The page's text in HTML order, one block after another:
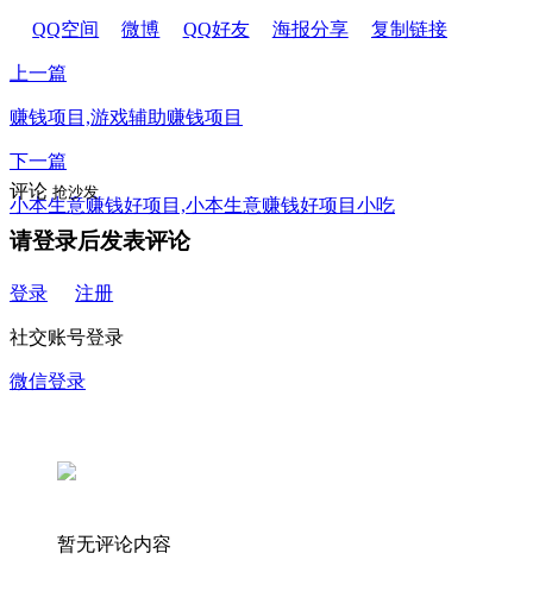
QQ空间 微博 QQ好友 海报分享 复制链接
上一篇
赚钱项目,游戏辅助赚钱项目
下一篇
小本生意赚钱好项目,小本生意赚钱好项目小吃
评论 抢沙发
请登录后发表评论
登录 注册
社交账号登录
微信登录
暂无评论内容